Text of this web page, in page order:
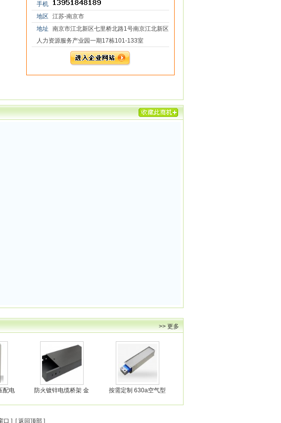
手机
地区
江苏-南京市
地址
南京市江北新区七里桥北路1号南京江北新区
人力资源服务产业园一期17栋101-133室
>> 更多
配电 防火镀锌电缆桥架 金 按需定制 630a空气型
口 ] [返回顶部 ]